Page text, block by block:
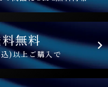
無料
)以上ご購入で